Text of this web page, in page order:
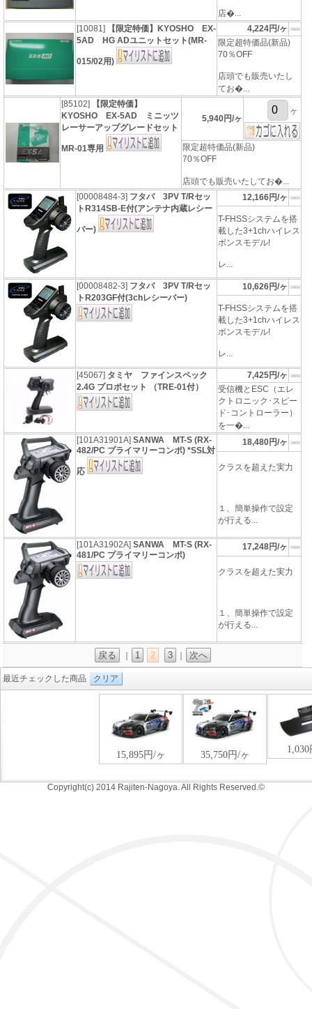
店�...
[10081]
【限定特価】KYOSHO EX-
5AD HG ADユニットセット(MR-
015/02用)
4,224円/ヶ
限定超特価品(新品)
70％OFF
店頭でも販売いたし
てお�...
[85102]
【限定特価】
KYOSHO EX-5AD ミニッツ
レーサーアップグレードセット
MR-01専用
5,940円/ヶ
ヶ
限定超特価品(新品)
70％OFF
店頭でも販売いたしてお�...
[00008484-3] フタバ 3PV T/Rセッ
トR314SB-E付(アンテナ内蔵レシー
バー)
12,166円/ヶ
T-FHSSシステムを搭
載した3+1chハイレス
ポンスモデル!
レ...
[00008482-3] フタバ 3PV T/Rセッ
トR203GF付(3chレシーバー)
10,626円/ヶ
T-FHSSシステムを搭
載した3+1chハイレス
ポンスモデル!
レ...
[45067] タミヤ ファインスペック
2.4G プロポセット （TRE-01付）
7,425円/ヶ
受信機とESC（エレ
クトロニック･スピー
ド･コントローラー）
を一�...
[101A31901A]SANWA MT-S (RX-
482/PC プライマリーコンポ) *SSL対
応
18,480円/ヶ
クラスを超えた実力
１、簡単操作で設定
が行える...
[101A31902A]SANWA MT-S (RX-
481/PC プライマリーコンポ)
17,248円/ヶ
クラスを超えた実力
１、簡単操作で設定
が行える...
戻る 1 2 3 次へ
最近チェックした商品 クリア
Copyright(c) 2014 Rajiten-Nagoya. All Rights Reserved.©